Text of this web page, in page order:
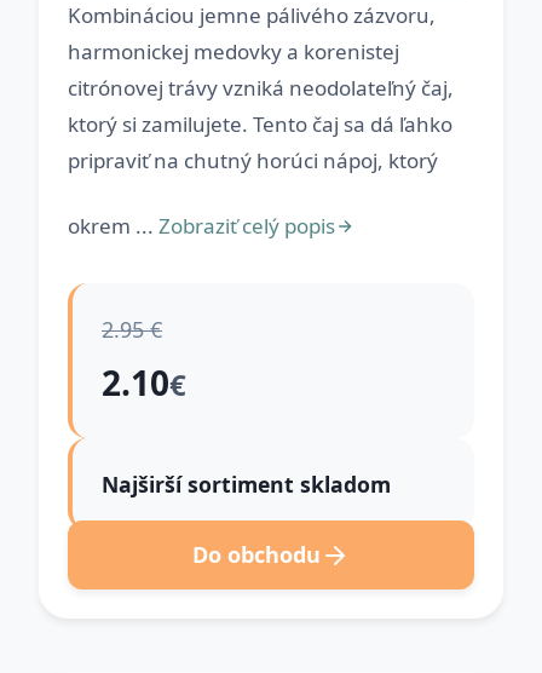
Kombináciou jemne pálivého zázvoru,
harmonickej medovky a korenistej
citrónovej trávy vzniká neodolateľný čaj,
ktorý si zamilujete. Tento čaj sa dá ľahko
pripraviť na chutný horúci nápoj, ktorý
okrem ... Zobraziť celý popis
2.95 €
2.10€
Najširší sortiment skladom
Do obchodu